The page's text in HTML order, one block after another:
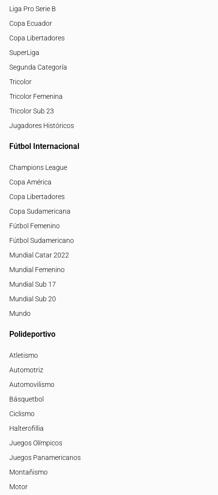
Liga Pro Serie B
Copa Ecuador
Copa Libertadores
SuperLiga
Segunda Categoría
Tricolor
Tricolor Femenina
Tricolor Sub 23
Jugadores Históricos
Fútbol Internacional
Champions League
Copa América
Copa Libertadores
Copa Sudamericana
Fútbol Femenino
Fútbol Sudamericano
Mundial Catar 2022
Mundial Femenino
Mundial Sub 17
Mundial Sub 20
Mundo
Polideportivo
Atletismo
Automotriz
Automovilismo
Básquetbol
Ciclismo
Halterofillia
Juegos Olímpicos
Juegos Panamericanos
Montañismo
Motor